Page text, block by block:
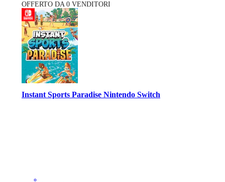
OFFERTO DA 0 VENDITORI
Instant Sports Paradise Nintendo Switch